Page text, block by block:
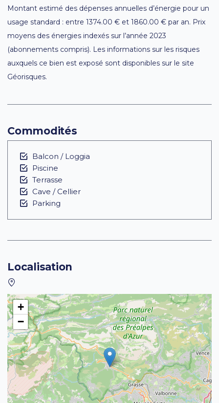
Montant estimé des dépenses annuelles d’énergie pour un
usage standard : entre 1374.00 € et 1860.00 € par an. Prix
moyens des énergies indexés sur l’année 2023
(abonnements compris). Les informations sur les risques
auxquels ce bien est exposé sont disponibles sur le site
Géorisques.
Commodités
Balcon / Loggia
Piscine
Terrasse
Cave / Cellier
Parking
Localisation
+
−